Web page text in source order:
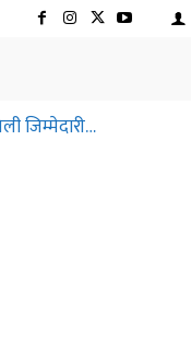
जिम्मेदारी…